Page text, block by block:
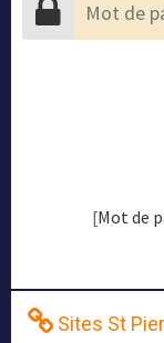
[Mot de
Sites St